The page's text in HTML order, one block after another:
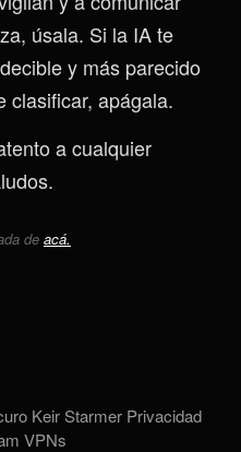
úsala. Si la IA te
y más parecido
clasificar, apágala.
a cualquier
de acá.
Keir Starmer Privacidad
VPNs